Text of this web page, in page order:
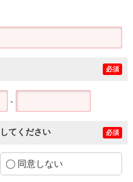
必須
-
てください 必須
同意しない